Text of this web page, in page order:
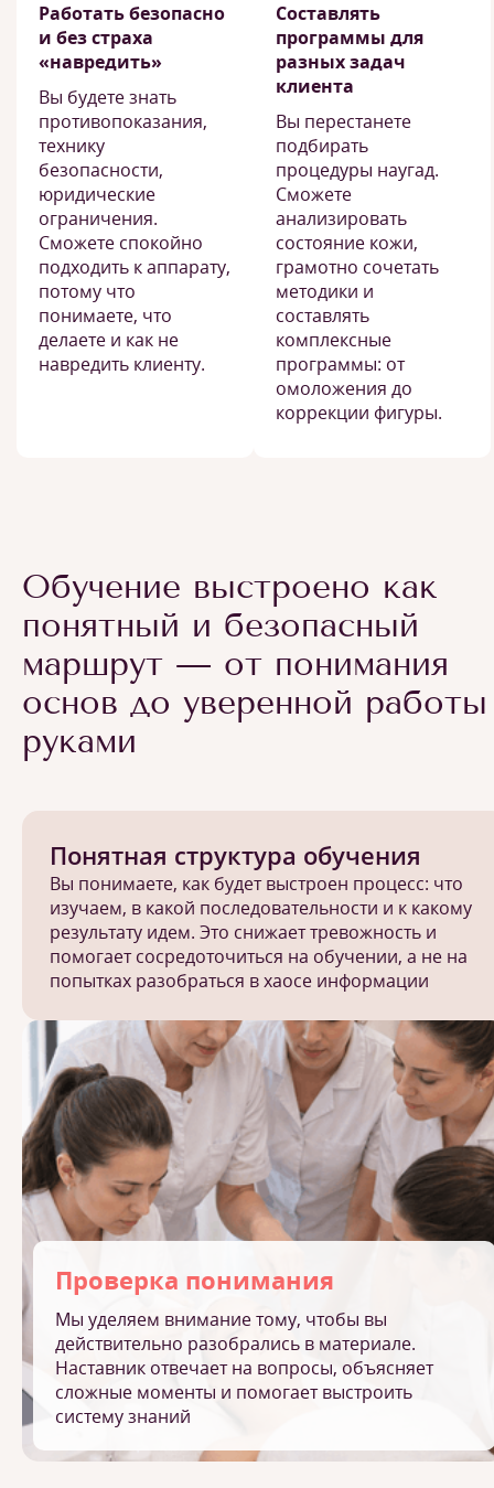
Работать безопасно
и без страха
«навредить»
Вы будете знать
противопоказания,
технику
безопасности,
юридические
ограничения.
Сможете спокойно
подходить к аппарату,
потому что
понимаете, что
делаете и как не
навредить клиенту.
Составлять
программы для
разных задач
клиента
Вы перестанете
подбирать
процедуры наугад.
Сможете
анализировать
состояние кожи,
грамотно сочетать
методики и
составлять
комплексные
программы: от
омоложения до
коррекции фигуры.
Обучение выстроено как
понятный и безопасный
маршрут — от понимания
основ до уверенной работы
руками
Понятная структура обучения
Вы понимаете, как будет выстроен процесс: что
изучаем, в какой последовательности и к какому
результату идем. Это снижает тревожность и
помогает сосредоточиться на обучении, а не на
попытках разобраться в хаосе информации
Проверка понимания
Мы уделяем внимание тому, чтобы вы
действительно разобрались в материале.
Наставник отвечает на вопросы, объясняет
сложные моменты и помогает выстроить
систему знаний